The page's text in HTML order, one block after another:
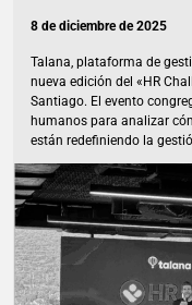
8 de diciembre de 2025
Talana, plataforma de
nueva edición del «HR
Santiago. El evento
humanos para analizar
están redefiniendo la
profundizó en tendencias
personas: automatización
artificial, nuevas culturas
en data y estrategias de
laboral como ejes del